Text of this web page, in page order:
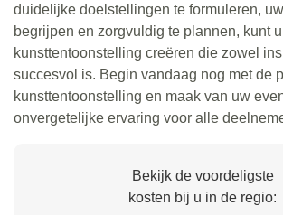
duidelijke doelstellingen te formuleren,
begrijpen en zorgvuldig te plannen, kunt
kunsttentoonstelling creëren die zowel
succesvol is. Begin vandaag nog met de
kunsttentoonstelling en maak van uw
onvergetelijke ervaring voor alle
Bekijk de voordeligste
kosten bij u in de regio: